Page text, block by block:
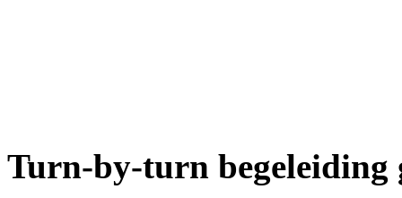
Turn-by-turn begeleiding